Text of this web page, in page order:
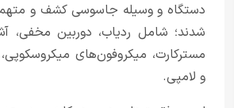
دستگاه و وسیله جاسوسی کشف و
شدند؛ شامل ردیاب، دوربین مخفی،
مسترکارت، میکروفون‌های
و لامپی.